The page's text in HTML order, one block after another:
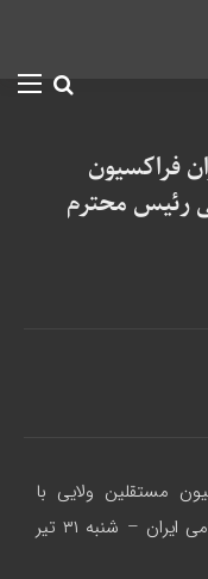
فراکسیون
رئیس محترم
مستقلین ولایى با
دکتر روحانى رئیس محترم جمهورى اسلامى ایران – شنبه ۳۱ تیر